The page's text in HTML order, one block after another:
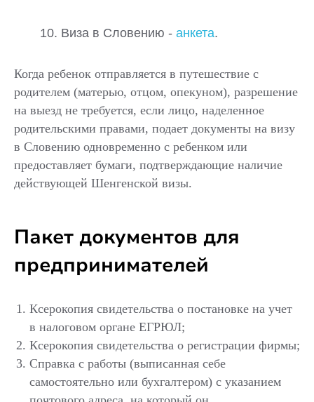
10. Виза в Словению - анкета.
Когда ребенок отправляется в путешествие с
родителем (матерью, отцом, опекуном), разрешение
на выезд не требуется, если лицо, наделенное
родительскими правами, подает документы на визу
в Словению одновременно с ребенком или
предоставляет бумаги, подтверждающие наличие
действующей Шенгенской визы.
Пакет документов для
предпринимателей
Ксерокопия свидетельства о постановке на учет
в налоговом органе ЕГРЮЛ;
Ксерокопия свидетельства о регистрации фирмы;
Справка с работы (выписанная себе
самостоятельно или бухгалтером) с указанием